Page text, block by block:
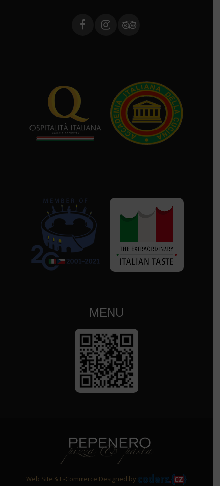
MENU
Web Site & E-Commerce Designed by